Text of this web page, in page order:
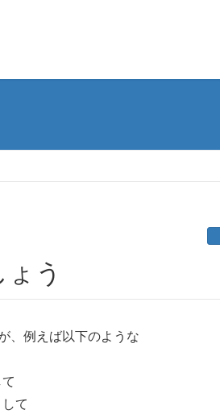
ょう
、例えば以下のような
て